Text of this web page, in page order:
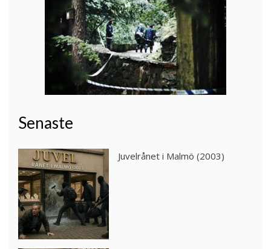
Senaste
Juvelrånet i Malmö (2003)